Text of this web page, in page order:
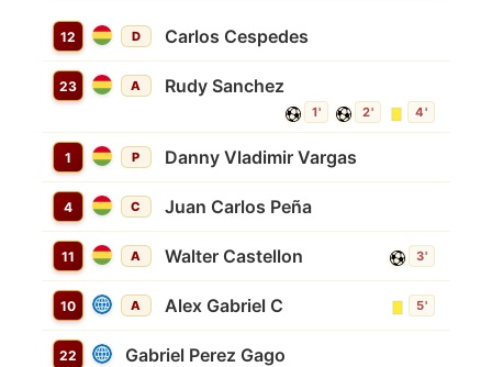
12 D Carlos Cespedes
23 A Rudy Sanchez
1' 2' 4'
1 P Danny Vladimir Vargas
4 C Juan Carlos Peña
11 A Walter Castellon 3'
10 A Alex Gabriel C 5'
22 Gabriel Perez Gago